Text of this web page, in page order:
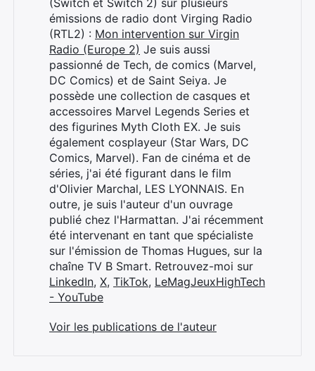
(Switch et Switch 2) sur plusieurs
émissions de radio dont Virging Radio
(RTL2) : Mon intervention sur Virgin
Radio (Europe 2) Je suis aussi
passionné de Tech, de comics (Marvel,
DC Comics) et de Saint Seiya. Je
possède une collection de casques et
accessoires Marvel Legends Series et
des figurines Myth Cloth EX. Je suis
également cosplayeur (Star Wars, DC
Comics, Marvel). Fan de cinéma et de
séries, j'ai été figurant dans le film
d'Olivier Marchal, LES LYONNAIS. En
outre, je suis l'auteur d'un ouvrage
publié chez l'Harmattan. J'ai récemment
été intervenant en tant que spécialiste
sur l'émission de Thomas Hugues, sur la
chaîne TV B Smart. Retrouvez-moi sur
LinkedIn, X, TikTok, LeMagJeuxHighTech
- YouTube
Voir les publications de l'auteur
Rechercher
: